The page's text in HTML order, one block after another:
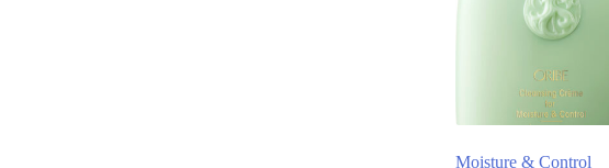
Moisture & Control